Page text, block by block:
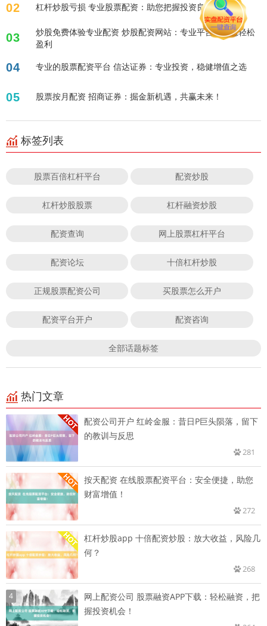
02 杠杆炒股亏损 专业股票配资：助您把握投资良机
03
炒股免费体验专业配资 炒股配资网站：专业平台，助您轻松
盈利
04 专业的股票配资平台 信达证券：专业投资，稳健增值之选
05 股票按月配资 招商证券：掘金新机遇，共赢未来！
标签列表
股票百倍杠杆平台 配资炒股
杠杆炒股股票 杠杆融资炒股
配资查询 网上股票杠杆平台
配资论坛 十倍杠杆炒股
正规股票配资公司 买股票怎么开户
配资平台开户 配资咨询
全部话题标签
热门文章
配资公司开户 红岭金服：昔日P巨头陨落，留下
的教训与反思
281
按天配资 在线股票配资平台：安全便捷，助您
财富增值！
272
杠杆炒股app 十倍配资炒股：放大收益，风险几
何？
268
4
网上配资公司 股票融资APP下载：轻松融资，把
握投资机会！